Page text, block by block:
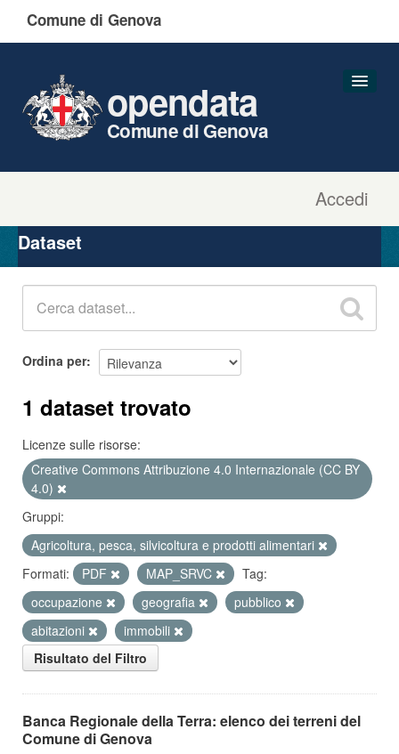
Comune di Genova
Accedi
opendata
Comune di Genova
Organizzazioni
Gruppi
Dataset
Ordina per
1 dataset trovato
Licenze sulle risorse:
Creative Commons Attribuzione 4.0 Internazionale (CC BY
4.0)
Gruppi:
Agricoltura, pesca, silvicoltura e prodotti alimentari
Formati:
PDF MAP_SRVC
Tag:
occupazione
geografia
pubblico
abitazioni
immobili
Risultato del Filtro
Banca Regionale della Terra: elenco dei terreni del
Comune di Genova